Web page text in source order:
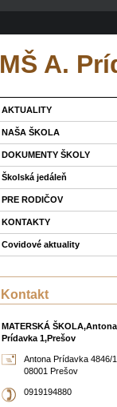
MŠ A.
AKTUALITY
NAŠA ŠKOLA
DOKUMENTY ŠKOLY
Školská jedáleň
PRE RODIČOV
KONTAKTY
Covidové aktuality
Kontakt
MATERSKÁ ŠKOLA,Antona
Prídavka 1,Prešov
Antona Prídavka 4846/1
08001 Prešov
0919194880